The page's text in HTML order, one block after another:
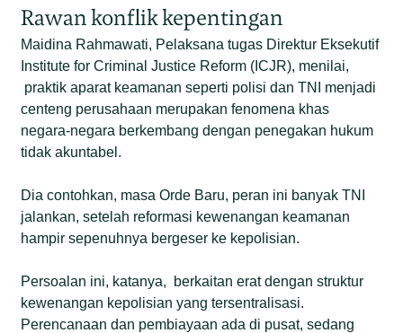
Rawan konflik kepentingan
Maidina Rahmawati, Pelaksana tugas Direktur Eksekutif
Institute for Criminal Justice Reform (ICJR), menilai,
praktik aparat keamanan seperti polisi dan TNI menjadi
centeng perusahaan merupakan fenomena khas
negara-negara berkembang dengan penegakan hukum
tidak akuntabel.
Dia contohkan, masa Orde Baru, peran ini banyak TNI
jalankan, setelah reformasi kewenangan keamanan
hampir sepenuhnya bergeser ke kepolisian.
Persoalan ini, katanya, berkaitan erat dengan struktur
kewenangan kepolisian yang tersentralisasi.
Perencanaan dan pembiayaan ada di pusat, sedang